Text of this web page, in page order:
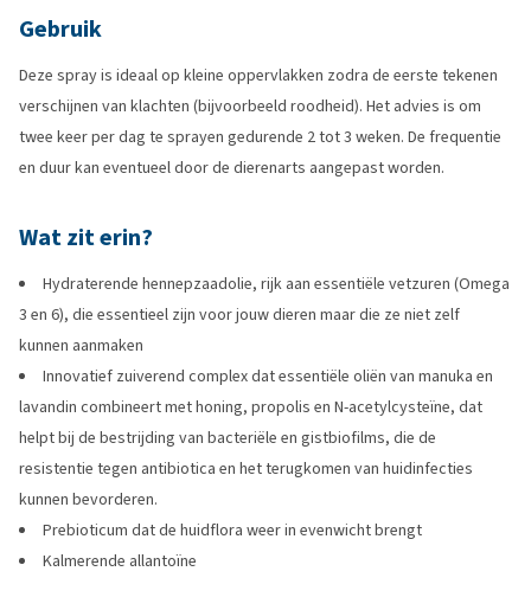
Gebruik
Deze spray is ideaal op kleine oppervlakken zodra de eerste tekenen
verschijnen van klachten (bijvoorbeeld roodheid). Het advies is om
twee keer per dag te sprayen gedurende 2 tot 3 weken. De frequentie
en duur kan eventueel door de dierenarts aangepast worden.
Wat zit erin?
Hydraterende hennepzaadolie, rijk aan essentiële vetzuren (Omega
3 en 6), die essentieel zijn voor jouw dieren maar die ze niet zelf
kunnen aanmaken
Innovatief zuiverend complex dat essentiële oliën van manuka en
lavandin combineert met honing, propolis en N-acetylcysteïne, dat
helpt bij de bestrijding van bacteriële en gistbiofilms, die de
resistentie tegen antibiotica en het terugkomen van huidinfecties
kunnen bevorderen.
Prebioticum dat de huidflora weer in evenwicht brengt
Kalmerende allantoïne